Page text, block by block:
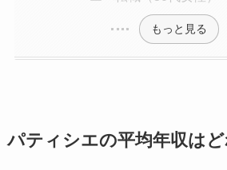
もっと見る
パティシエの平均年収は